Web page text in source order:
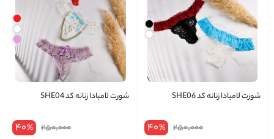
شورت لامبادا زنانه کد SHE06
250,000
40%
شورت لامبادا زنانه کد SHE04
250,000
40%